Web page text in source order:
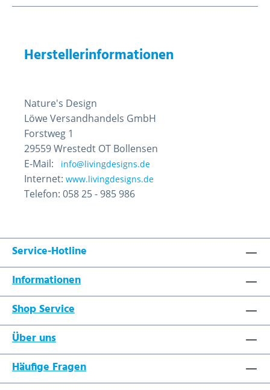
Herstellerinformationen
Nature's Design
Löwe Versandhandels GmbH
Forstweg 1
29559 Wrestedt OT Bollensen
E-Mail:
info@livingdesigns.de
Internet: www.livingdesigns.de
Telefon: 058 25 - 985 986
Service-Hotline
Informationen
Shop Service
Über uns
Häufige Fragen